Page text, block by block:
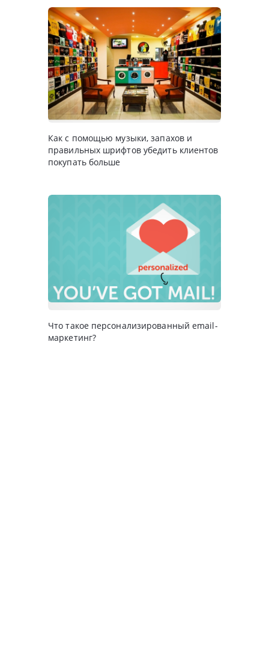
Как с помощью музыки, запахов и
правильных шрифтов убедить клиентов
покупать больше
Что такое персонализированный email-
маркетинг?